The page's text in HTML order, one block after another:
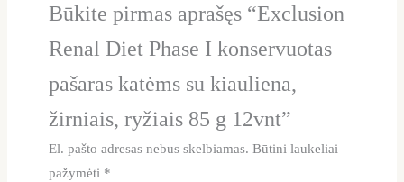
Būkite pirmas aprašęs “Exclusion
Renal Diet Phase I konservuotas
pašaras katėms su kiauliena,
žirniais, ryžiais 85 g 12vnt”
El. pašto adresas nebus skelbiamas. Būtini laukeliai
pažymėti *